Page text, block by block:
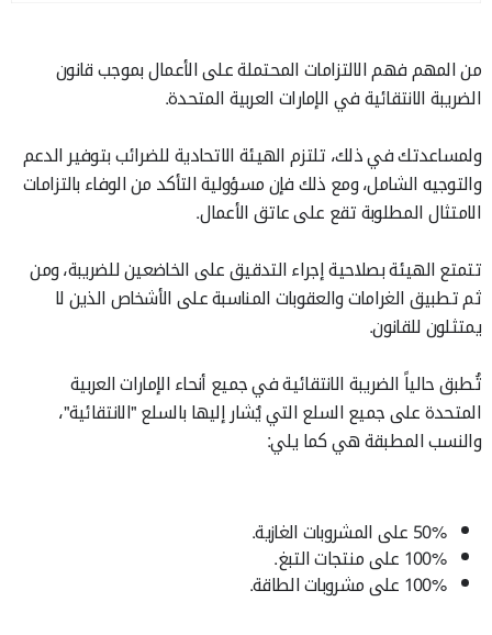
من المهم فهم الالتزامات المحتملة على الأعمال بموجب قانون
الضريبة الانتقائية في الإمارات العربية المتحدة.
ولمساعدتك في ذلك، تلتزم الهيئة الاتحادية للضرائب بتوفير الدعم
والتوجيه الشامل، ومع ذلك فإن مسؤولية التأكد من الوفاء بالتزامات
الامتثال المطلوبة تقع على عاتق الأعمال.
تتمتع الهيئة بصلاحية إجراء التدقيق على الخاضعين للضريبة، ومن
ثم تطبيق الغرامات والعقوبات المناسبة على الأشخاص الذين لا
يمتثلون للقانون.
تُطبق حالياً الضريبة الانتقائية في جميع أنحاء الإمارات العربية
المتحدة على جميع السلع التي يُشار إليها بالسلع "الانتقائية"،
والنسب المطبقة هي كما يلي:
50% على المشروبات الغازية.
100% على منتجات التبغ.
100% على مشروبات الطاقة.